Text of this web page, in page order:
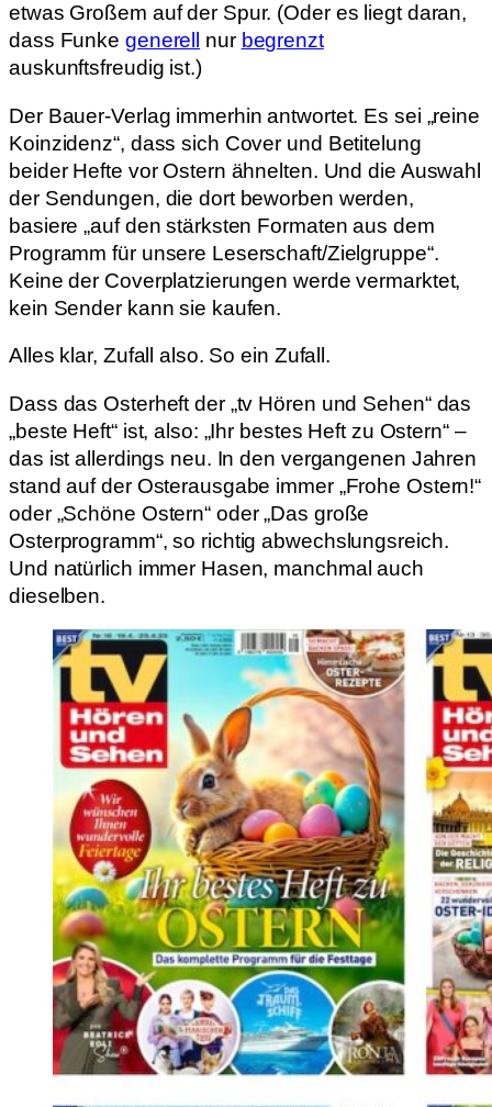
etwas Großem auf der Spur. (Oder es liegt daran,
dass Funke generell nur begrenzt
auskunftsfreudig ist.)
Der Bauer-Verlag immerhin antwortet. Es sei „reine
Koinzidenz“, dass sich Cover und Betitelung
beider Hefte vor Ostern ähnelten. Und die Auswahl
der Sendungen, die dort beworben werden,
basiere „auf den stärksten Formaten aus dem
Programm für unsere Leserschaft/Zielgruppe“.
Keine der Coverplatzierungen werde vermarktet,
kein Sender kann sie kaufen.
Alles klar, Zufall also. So ein Zufall.
Dass das Osterheft der „tv Hören und Sehen“ das
„beste Heft“ ist, also: „Ihr bestes Heft zu Ostern“ –
das ist allerdings neu. In den vergangenen Jahren
stand auf der Osterausgabe immer „Frohe Ostern!“
oder „Schöne Ostern“ oder „Das große
Osterprogramm“, so richtig abwechslungsreich.
Und natürlich immer Hasen, manchmal auch
dieselben.